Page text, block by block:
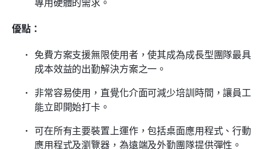
優點：
免費方案支援無限使用者，使其成為成長型團隊最具
成本效益的出勤解決方案之一。
非常容易使用，直覺化介面可減少培訓時間，讓員工
能立即開始打卡。
可在所有主要裝置上運作，包括桌面應用程式、行動
應用程式及瀏覽器，為遠端及外勤團隊提供彈性。